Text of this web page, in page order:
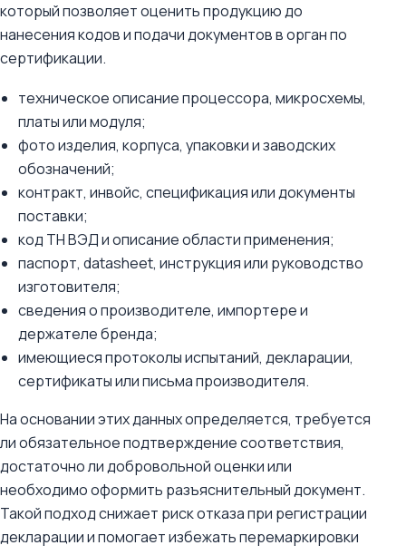
который позволяет оценить продукцию до
нанесения кодов и подачи документов в орган по
сертификации.
техническое описание процессора, микросхемы,
платы или модуля;
фото изделия, корпуса, упаковки и заводских
обозначений;
контракт, инвойс, спецификация или документы
поставки;
код ТН ВЭД и описание области применения;
паспорт, datasheet, инструкция или руководство
изготовителя;
сведения о производителе, импортере и
держателе бренда;
имеющиеся протоколы испытаний, декларации,
сертификаты или письма производителя.
На основании этих данных определяется, требуется
ли обязательное подтверждение соответствия,
достаточно ли добровольной оценки или
необходимо оформить разъяснительный документ.
Такой подход снижает риск отказа при регистрации
декларации и помогает избежать перемаркировки